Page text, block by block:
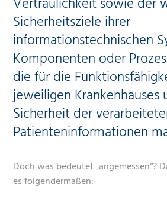
Sicherheitsziele ihrer
informationstechnischen
Komponenten oder
die für die
jeweiligen Krankenhauses
Sicherheit der
Patienteninformationen
Doch was bedeutet „angemessen“?
es folgendermaßen: